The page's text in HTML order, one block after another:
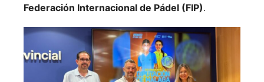
Federación Internacional de Pádel (FIP).